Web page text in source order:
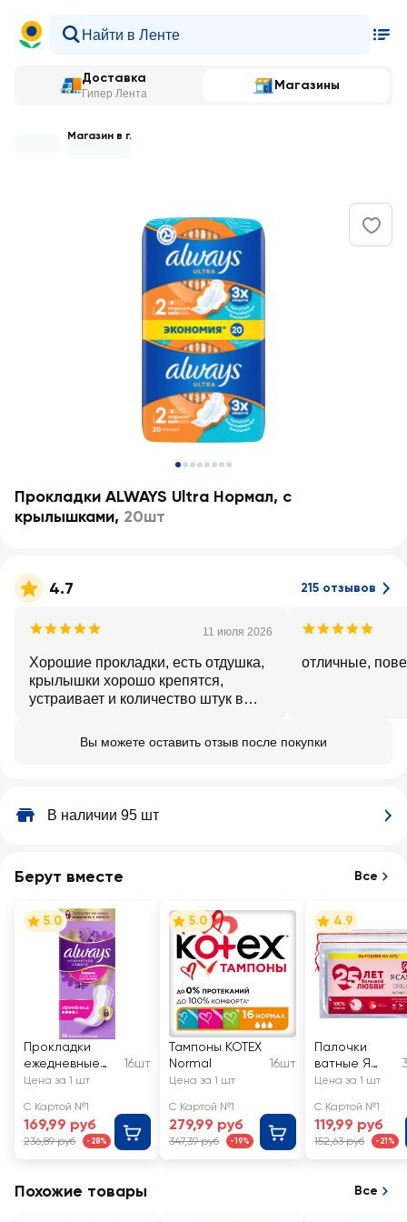
Доставка
Гипер Лента
Магазины
Магазин в г.
Прокладки ALWAYS Ultra Нормал, с
крылышками, 20шт
4.7 215 отзывов
11 июля 2026
Хорошие прокладки, есть отдушка,
крылышки хорошо крепятся,
устраивает и количество штук в
отличные,
Вы можете оставить отзыв после покупки
В наличии 95 шт
Берут вместе Все
5.0
Прокладки
ежедневные
ALWAYS
защита
Удлиненные,
ароматизиров
16шт
Цена за 1 шт
С Картой №1
169,99 руб
236,89 руб -28%
5.0
Тампоны KOTEX
Normal
16шт
Цена за 1 шт
С Картой №1
279,99 руб
347,39 руб -19%
4.9
Палочки
ватные Я
САМАЯ
Цена за 1 шт
С Картой №1
119,99 руб
152,63 руб -21%
Похожие товары Все